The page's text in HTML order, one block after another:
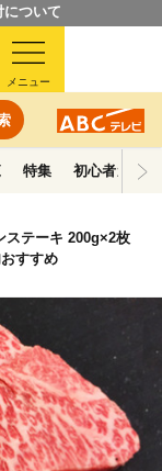
ついて
メニュー
特集 初心者ガイド
ステーキ 200g×2枚
おすすめ